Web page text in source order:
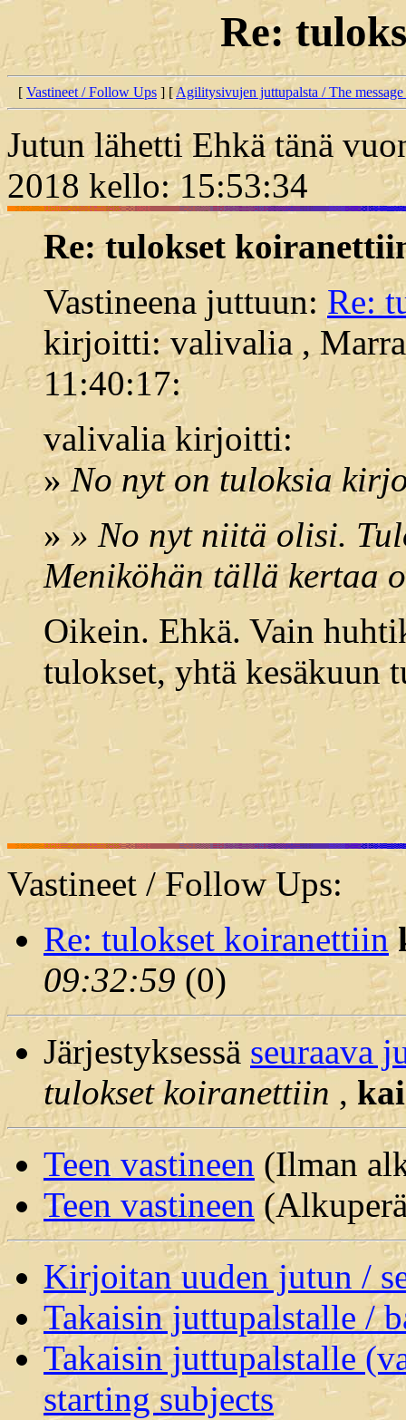
Re:
[ Vastineet / Follow Ups ] [Agilitysivujen juttupalsta / The
Jutun lähetti Ehkä tänä
2018 kello: 15:53:34
Re: tulokset
Vastineena juttuun: Re:
kirjoitti: valivalia ,
11:40:17:
valivalia kirjoitti:
»No nyt on tuloksia
»» No nyt niitä olisi.
Meniköhän tällä kertaa
Oikein. Ehkä. Vain
tulokset, yhtä kesäkuun
Vastineet / Follow Ups:
Re: tulokset koiranettiin
09:32:59 (0)
Järjestyksessä seuraava
tulokset koiranettiin ,
Teen vastineen (Ilman
Teen vastineen
Kirjoitan uuden jutun /
Takaisin juttupalstalle /
Takaisin juttupalstalle
starting subjects